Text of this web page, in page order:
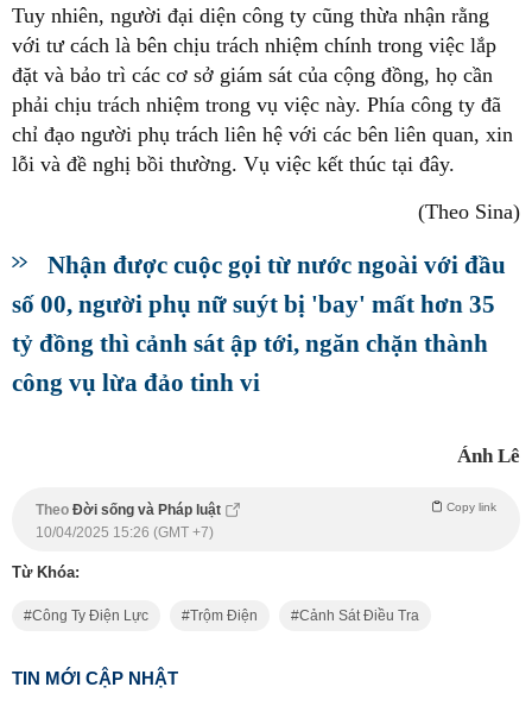
Tuy nhiên, người đại diện công ty cũng thừa nhận rằng
với tư cách là bên chịu trách nhiệm chính trong việc lắp
đặt và bảo trì các cơ sở giám sát của cộng đồng, họ cần
phải chịu trách nhiệm trong vụ việc này. Phía công ty đã
chỉ đạo người phụ trách liên hệ với các bên liên quan, xin
lỗi và đề nghị bồi thường. Vụ việc kết thúc tại đây.
(Theo Sina)
Nhận được cuộc gọi từ nước ngoài với đầu
số 00, người phụ nữ suýt bị 'bay' mất hơn 35
tỷ đồng thì cảnh sát ập tới, ngăn chặn thành
công vụ lừa đảo tinh vi
Ánh Lê
Theo Đời sống và Pháp luật Copy link
10/04/2025 15:26 (GMT +7)
Từ Khóa:
Công Ty Điện Lực Trộm Điện Cảnh Sát Điều Tra
TIN MỚI CẬP NHẬT